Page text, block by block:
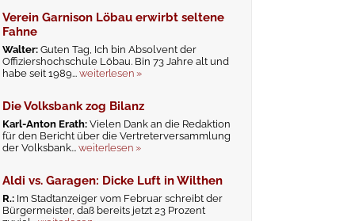
Verein Garnison Löbau erwirbt seltene
Fahne
Walter:Guten Tag, Ich bin Absolvent der
Offiziershochschule Löbau. Bin 73 Jahre alt und
habe seit 1989...weiterlesen »
Die Volksbank zog Bilanz
Karl-Anton Erath:Vielen Dank an die Redaktion
für den Bericht über die Vertreterversammlung
der Volksbank...weiterlesen »
Aldi vs. Garagen: Dicke Luft in Wilthen
R.: Im Stadtanzeiger vom Februar schreibt der
Bürgermeister, daß bereits jetzt 23 Prozent